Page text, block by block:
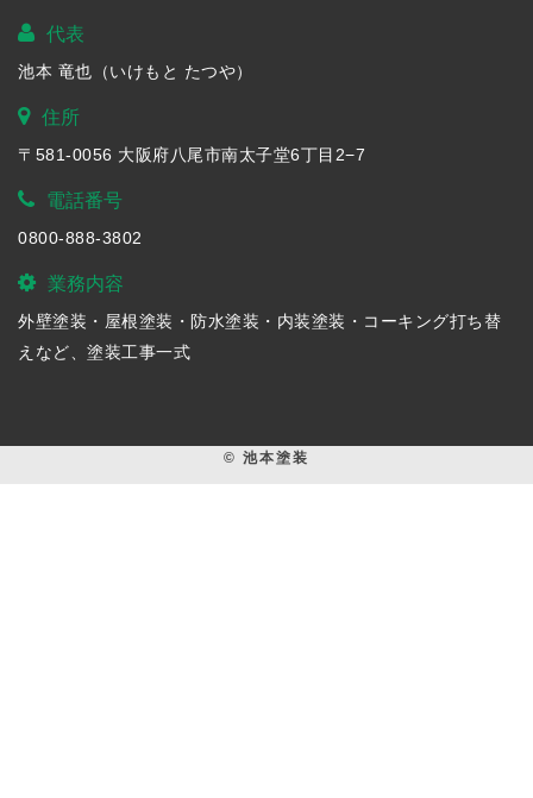
代表
池本 竜也（いけもと たつや）
住所
〒581-0056 大阪府八尾市南太子堂6丁目2−7
電話番号
0800-888-3802
業務内容
外壁塗装・屋根塗装・防水塗装・内装塗装・コーキング打ち替
えなど、塗装工事一式
© 池本塗装